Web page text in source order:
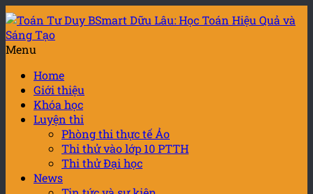
Menu
Home
Giới thiệu
Khóa học
Luyện thi
Phòng thi thực tế Ảo
Thi thử vào lớp 10 PTTH
Thi thử Đại học
News